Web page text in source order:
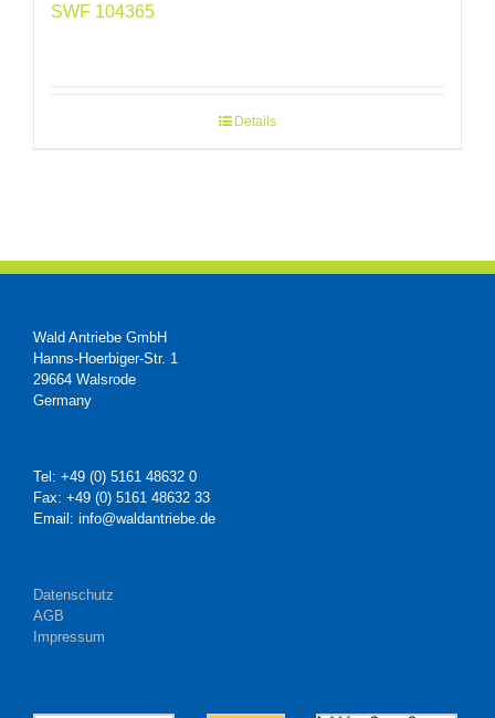
SWF 104365
Details
Wald Antriebe GmbH
Hanns-Hoerbiger-Str. 1
29664 Walsrode
Germany
Tel: +49 (0) 5161 48632 0
Fax: +49 (0) 5161 48632 33
Email: info@waldantriebe.de
Datenschutz
AGB
Impressum